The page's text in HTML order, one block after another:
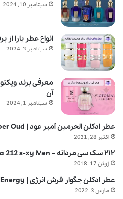
سپتامبر 10, 2024
انواع عطر یارا از
سپتامبر 3, 2024
معرفی برند
آن
سپتامبر 1, 2024
عطر ادکلن الحرمین آمبر عود | Al Haramain Amber Oud
اکتبر 28, 2021
۲۱۲ سک سی مردانه – Carolina Herrera 212 s-xy Men
ژوئن 17, 2018
عطر ادکلن جگوار فرش انرژی | Jaguar Fresh Energy
مارس 3, 2022